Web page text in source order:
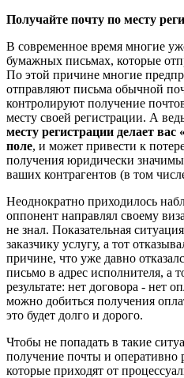
Получайте почту по месту
В современное время многие
бумажных письмах, которые
По этой причине многие
отправляют письма обычной
контролируют получение
месту своей регистрации. А
месту регистрации делает
поле, и может привести к
получения юридически
ваших контрагентов (в том
Неоднократно приходилось
оппонент направлял своему
не знал. Показательная
заказчику услугу, а тот
причине, что уже давно
письмо в адрес исполнителя, а
результате: нет договора - нет
можно добиться получения
это будет долго и дорого.
Чтобы не попадать в такие
получение почты и оперативно
которые приходят от